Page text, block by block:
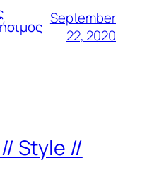
September
22, 2020
Style //